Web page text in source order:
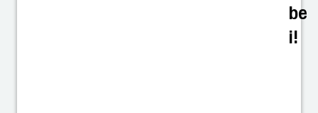
be
i!